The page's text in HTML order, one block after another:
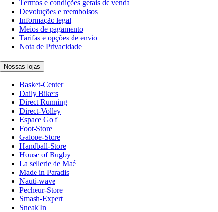
Termos e condições gerais de venda
Devoluções e reembolsos
Informação legal
Meios de pagamento
Tarifas e opções de envio
Nota de Privacidade
Nossas lojas
Basket-Center
Daily Bikers
Direct Running
Direct-Volley
Espace Golf
Foot-Store
Galope-Store
Handball-Store
House of Rugby
La sellerie de Maé
Made in Paradis
Nauti-wave
Pecheur-Store
Smash-Expert
Sneak'In